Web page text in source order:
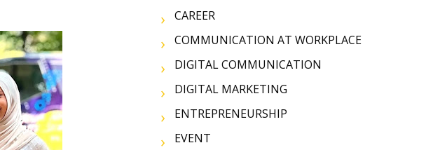
CAREER
COMMUNICATION AT WORKPLACE
DIGITAL COMMUNICATION
DIGITAL MARKETING
ENTREPRENEURSHIP
EVENT